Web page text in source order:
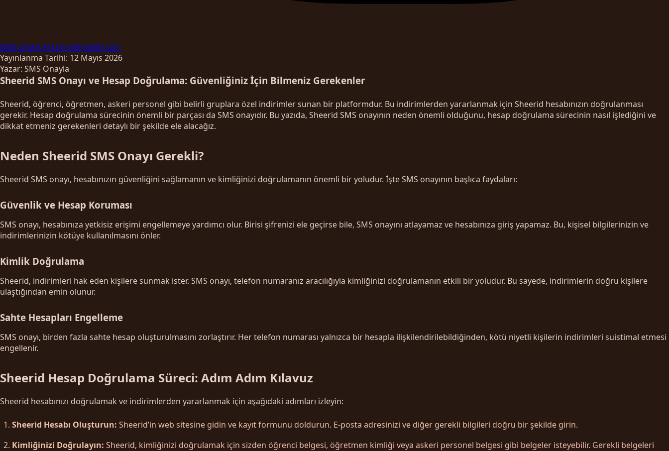
SMS Onayı Al Tüm Servisleri Gör
Yayınlanma Tarihi: 12 Mayıs 2026
Yazar: SMS Onayla
Sheerid SMS Onayı ve Hesap Doğrulama: Güvenliğiniz İçin Bilmeniz Gerekenler
Sheerid, öğrenci, öğretmen, askeri personel gibi belirli gruplara özel indirimler sunan bir platformdur. Bu indirimlerden yararlanmak için Sheerid hesabınızın doğrulanması
gerekir. Hesap doğrulama sürecinin önemli bir parçası da SMS onayıdır. Bu yazıda, Sheerid SMS onayının neden önemli olduğunu, hesap doğrulama sürecinin nasıl işlediğini ve
dikkat etmeniz gerekenleri detaylı bir şekilde ele alacağız.
Neden Sheerid SMS Onayı Gerekli?
Sheerid SMS onayı, hesabınızın güvenliğini sağlamanın ve kimliğinizi doğrulamanın önemli bir yoludur. İşte SMS onayının başlıca faydaları:
Güvenlik ve Hesap Koruması
SMS onayı, hesabınıza yetkisiz erişimi engellemeye yardımcı olur. Birisi şifrenizi ele geçirse bile, SMS onayını atlayamaz ve hesabınıza giriş yapamaz. Bu, kişisel bilgilerinizin ve
indirimlerinizin kötüye kullanılmasını önler.
Kimlik Doğrulama
Sheerid, indirimleri hak eden kişilere sunmak ister. SMS onayı, telefon numaranız aracılığıyla kimliğinizi doğrulamanın etkili bir yoludur. Bu sayede, indirimlerin doğru kişilere
ulaştığından emin olunur.
Sahte Hesapları Engelleme
SMS onayı, birden fazla sahte hesap oluşturulmasını zorlaştırır. Her telefon numarası yalnızca bir hesapla ilişkilendirilebildiğinden, kötü niyetli kişilerin indirimleri suistimal etmesi
engellenir.
Sheerid Hesap Doğrulama Süreci: Adım Adım Kılavuz
Sheerid hesabınızı doğrulamak ve indirimlerden yararlanmak için aşağıdaki adımları izleyin:
Sheerid Hesabı Oluşturun: Sheerid’in web sitesine gidin ve kayıt formunu doldurun. E-posta adresinizi ve diğer gerekli bilgileri doğru bir şekilde girin.
Kimliğinizi Doğrulayın: Sheerid, kimliğinizi doğrulamak için sizden öğrenci belgesi, öğretmen kimliği veya askeri personel belgesi gibi belgeler isteyebilir. Gerekli belgeleri